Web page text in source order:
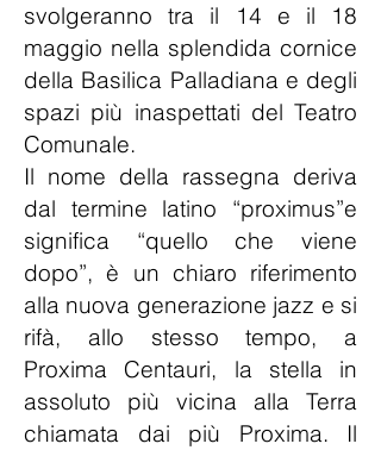
svolgeranno tra il 14 e il 18
maggio nella splendida cornice
della Basilica Palladiana e degli
spazi più inaspettati del Teatro
Comunale.
Il nome della rassegna deriva
dal termine latino “proximus”e
significa “quello che viene
dopo”, è un chiaro riferimento
alla nuova generazione jazz e si
rifà, allo stesso tempo, a
Proxima Centauri, la stella in
assoluto più vicina alla Terra
chiamata dai più Proxima. Il